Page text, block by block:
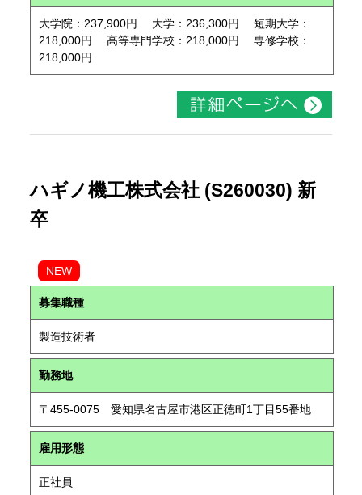
大学院：237,900円 大学：236,300円 短期大学：
218,000円 高等専門学校：218,000円 専修学校：
218,000円
ハギノ機工株式会社 (S260030) 新
卒
NEW
募集職種
製造技術者
勤務地
〒455-0075 愛知県名古屋市港区正徳町1丁目55番地
雇用形態
正社員